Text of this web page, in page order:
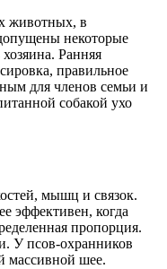
животных, в
некоторые
Ранняя
правильное
для членов семьи и
собакой ухо
мышц и связок.
эффективен, когда
пропорция.
У псов-охранников
массивной шее.